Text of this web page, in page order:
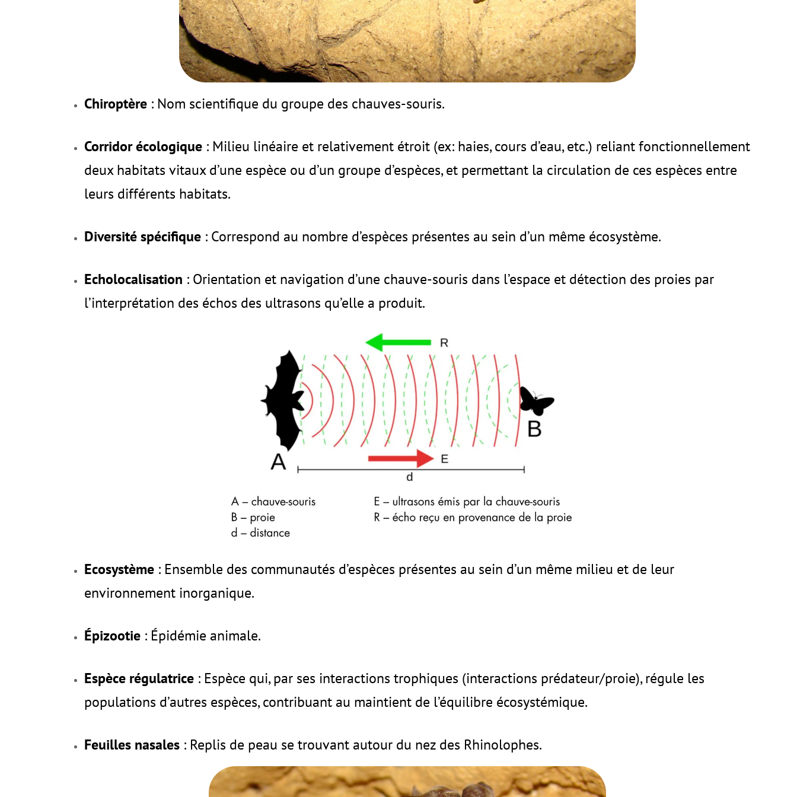
Chiroptère : Nom scientifique du groupe des chauves-souris.
Corridor écologique : Milieu linéaire et relativement étroit (ex: haies, cours d’eau, etc.) reliant fonctionnellement
deux habitats vitaux d’une espèce ou d’un groupe d’espèces, et permettant la circulation de ces espèces entre
leurs différents habitats.
Diversité spécifique : Correspond au nombre d’espèces présentes au sein d’un même écosystème.
Echolocalisation : Orientation et navigation d’une chauve-souris dans l’espace et détection des proies par
l’interprétation des échos des ultrasons qu’elle a produit.
Ecosystème : Ensemble des communautés d’espèces présentes au sein d’un même milieu et de leur
environnement inorganique.
Épizootie : Épidémie animale.
Espèce régulatrice : Espèce qui, par ses interactions trophiques (interactions prédateur/proie), régule les
populations d’autres espèces, contribuant au maintient de l’équilibre écosystémique.
Feuilles nasales : Replis de peau se trouvant autour du nez des Rhinolophes.